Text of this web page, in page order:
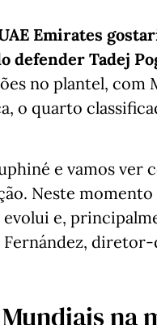
Emirates
Tadej
no plantel, com
o quarto
e vamos ver
Neste
e,
na